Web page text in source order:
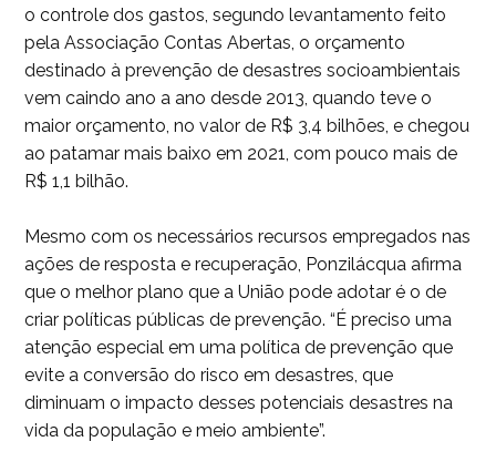
o controle dos gastos, segundo levantamento feito
pela Associação Contas Abertas, o orçamento
destinado à prevenção de desastres socioambientais
vem caindo ano a ano desde 2013, quando teve o
maior orçamento, no valor de R$ 3,4 bilhões, e chegou
ao patamar mais baixo em 2021, com pouco mais de
R$ 1,1 bilhão.
Mesmo com os necessários recursos empregados nas
ações de resposta e recuperação, Ponzilácqua afirma
que o melhor plano que a União pode adotar é o de
criar políticas públicas de prevenção. “É preciso uma
atenção especial em uma política de prevenção que
evite a conversão do risco em desastres, que
diminuam o impacto desses potenciais desastres na
vida da população e meio ambiente”.